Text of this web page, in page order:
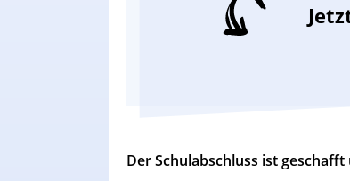
Der Schulabschluss ist